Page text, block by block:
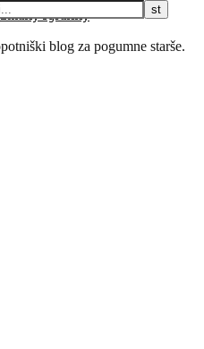
blog za pogumne starše.